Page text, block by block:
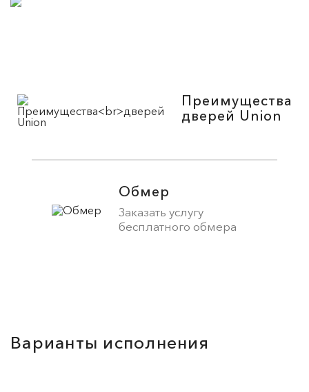
Преимущества
дверей Union
Обмер
Заказать услугу
бесплатного обмера
Варианты исполнения